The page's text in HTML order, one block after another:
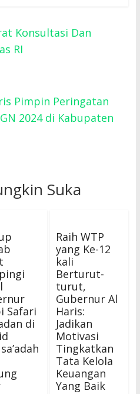
Konsultasi Dan
RI
Pimpin Peringatan
2024 di Kabupaten
Suka
Safari
di
Raih WTP
yang Ke-12
kali
Berturut-
turut,
Gubernur Al
Haris:
Jadikan
Motivasi
Tingkatkan
Tata Kelola
Keuangan
Yang Baik